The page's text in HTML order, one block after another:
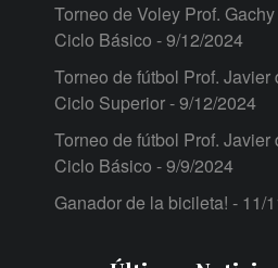
Torneo de Voley Prof.
Ciclo Básico - 9/12/2024
Torneo de fútbol Prof.
Ciclo Superior- 9/12/2024
Torneo de fútbol Prof.
Ciclo Básico - 9/9/2024
Ganador de la bicileta! - 11/